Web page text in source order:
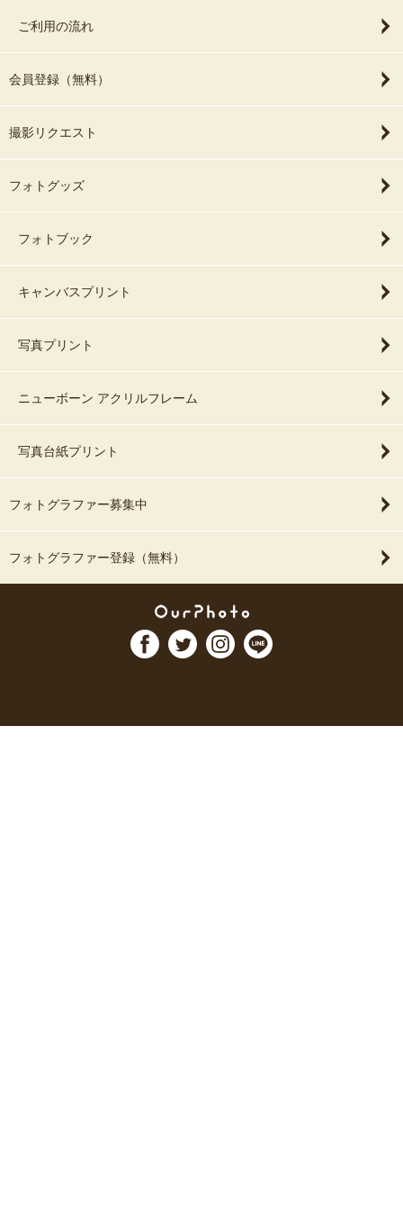
ご利用の流れ
会員登録（無料）
撮影リクエスト
フォトグッズ
フォトブック
キャンバスプリント
写真プリント
ニューボーン アクリルフレーム
写真台紙プリント
フォトグラファー募集中
フォトグラファー登録（無料）